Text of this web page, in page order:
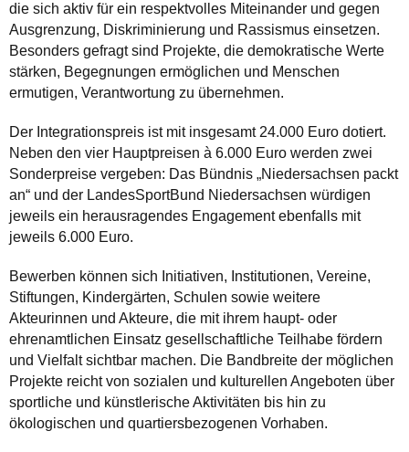
die sich aktiv für ein respektvolles Miteinander und gegen
Ausgrenzung, Diskriminierung und Rassismus einsetzen.
Besonders gefragt sind Projekte, die demokratische Werte
stärken, Begegnungen ermöglichen und Menschen
ermutigen, Verantwortung zu übernehmen.
Der Integrationspreis ist mit insgesamt 24.000 Euro dotiert.
Neben den vier Hauptpreisen à 6.000 Euro werden zwei
Sonderpreise vergeben: Das Bündnis „Niedersachsen packt
an“ und der LandesSportBund Niedersachsen würdigen
jeweils ein herausragendes Engagement ebenfalls mit
jeweils 6.000 Euro.
Bewerben können sich Initiativen, Institutionen, Vereine,
Stiftungen, Kindergärten, Schulen sowie weitere
Akteurinnen und Akteure, die mit ihrem haupt- oder
ehrenamtlichen Einsatz gesellschaftliche Teilhabe fördern
und Vielfalt sichtbar machen. Die Bandbreite der möglichen
Projekte reicht von sozialen und kulturellen Angeboten über
sportliche und künstlerische Aktivitäten bis hin zu
ökologischen und quartiersbezogenen Vorhaben.